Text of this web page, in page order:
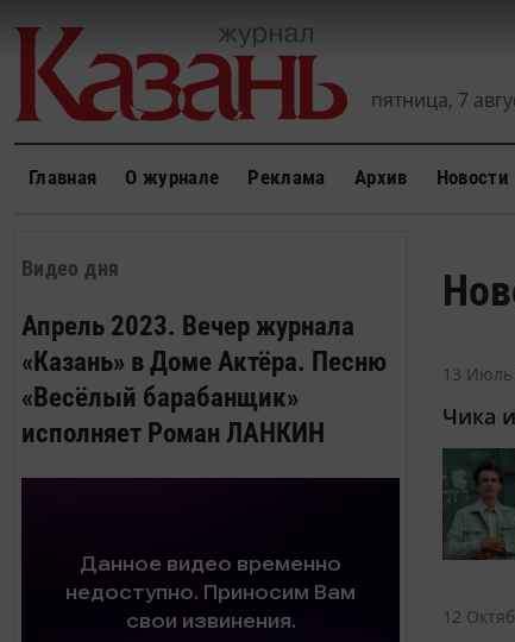
пятница, 7
Главная О журнале Реклама Архив Новости
Видео дня
Апрель 2023. Вечер журнала
«Казань» в Доме Актёра. Песню
«Весёлый барабанщик»
исполняет Роман ЛАНКИН
13 Июль
Чика
12